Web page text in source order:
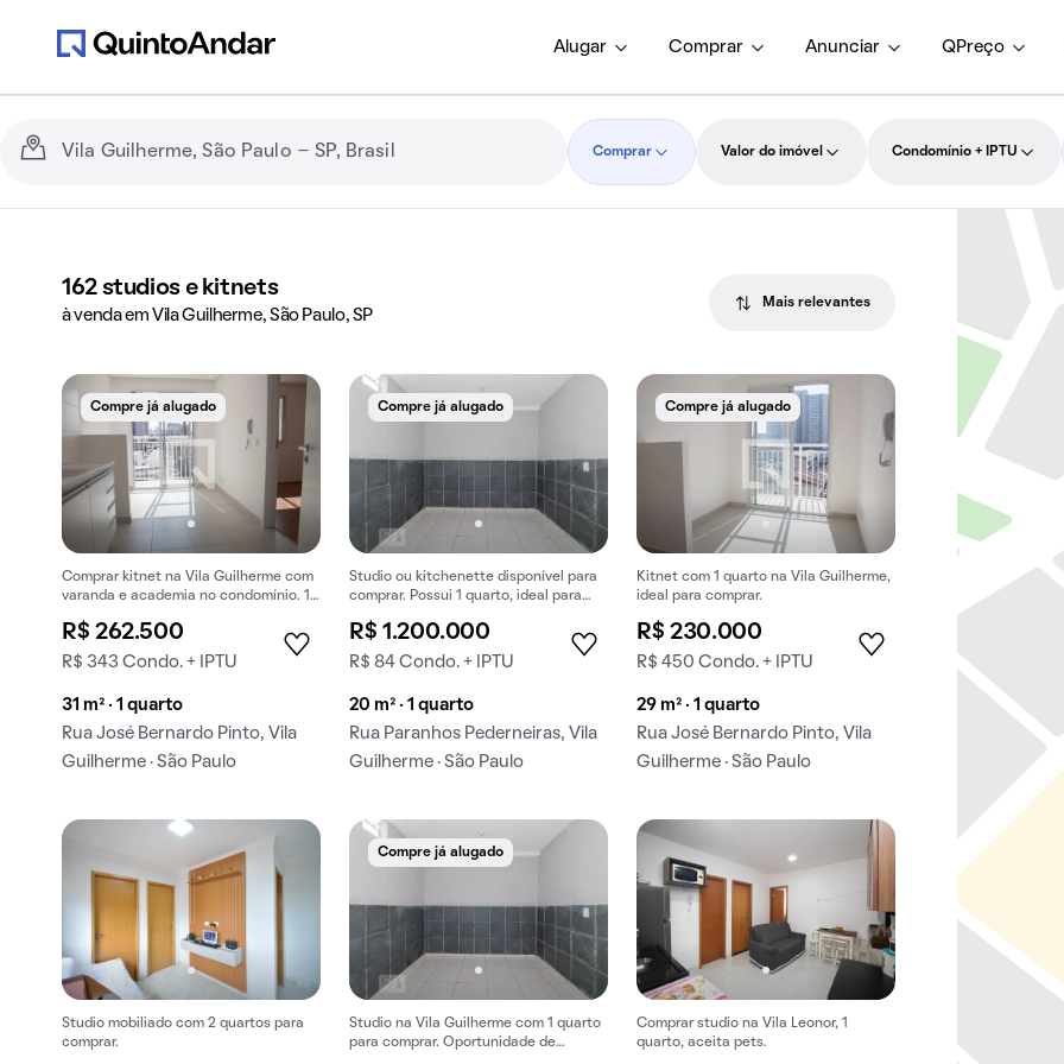
Alugar Comprar Anunciar QPreço
Comprar Valor do imóvel Condomínio + IPTU
162 studios e kitnets
à venda em Vila Guilherme, São Paulo, SP
Mais relevantes
Compre já alugado
Comprar kitnet na Vila Guilherme com
varanda e academia no condomínio. 1
R$ 262.500
R$ 343 Condo. + IPTU
31 m² · 1 quarto
Rua José Bernardo Pinto, Vila
Guilherme · São Paulo
Compre já alugado
Studio ou kitchenette disponível para
comprar. Possui 1 quarto, ideal para
R$ 1.200.000
R$ 84 Condo. + IPTU
20 m² · 1 quarto
Rua Paranhos Pederneiras, Vila
Guilherme · São Paulo
Compre já alugado
Kitnet com 1 quarto na Vila Guilherme,
ideal para comprar.
R$ 230.000
R$ 450 Condo. + IPTU
29 m² · 1 quarto
Rua José Bernardo Pinto, Vila
Guilherme · São Paulo
Studio mobiliado com 2 quartos para
comprar.
Compre já alugado
Studio na Vila Guilherme com 1 quarto
para comprar. Oportunidade de
Comprar studio na Vila Leonor, 1
quarto, aceita pets.